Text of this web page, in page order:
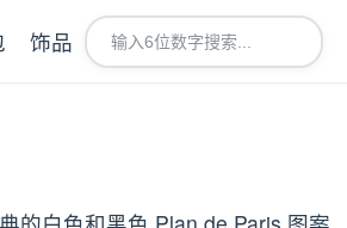
饰品